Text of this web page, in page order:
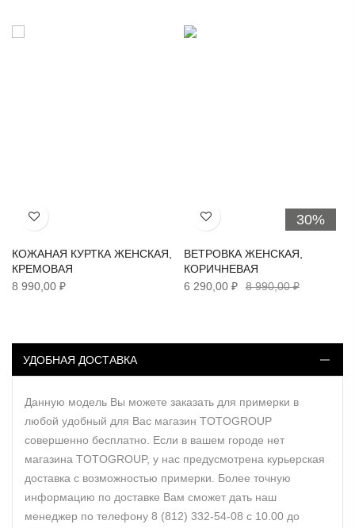
Хочу!
КОЖАНАЯ КУРТКА ЖЕНСКАЯ,
КРЕМОВАЯ
8 990,00 ₽
30%
Хочу!
ВЕТРОВКА ЖЕНСКАЯ,
КОРИЧНЕВАЯ
6 290,00 ₽
8 990,00 ₽
УДОБНАЯ ДОСТАВКА
Данную модель Вы можете заказать для примерки в
любой удобный для Вас магазин TOTOGROUP
совершенно бесплатно. Если в вашем городе нет
магазина TOTOGROUP, у нас предусмотрена курьерская
доставка с возможностью примерки. Более точную
информацию по доставке Вам сможет дать наш
менеджер по телефону 8 (812) 332-54-08 с 10.00 до